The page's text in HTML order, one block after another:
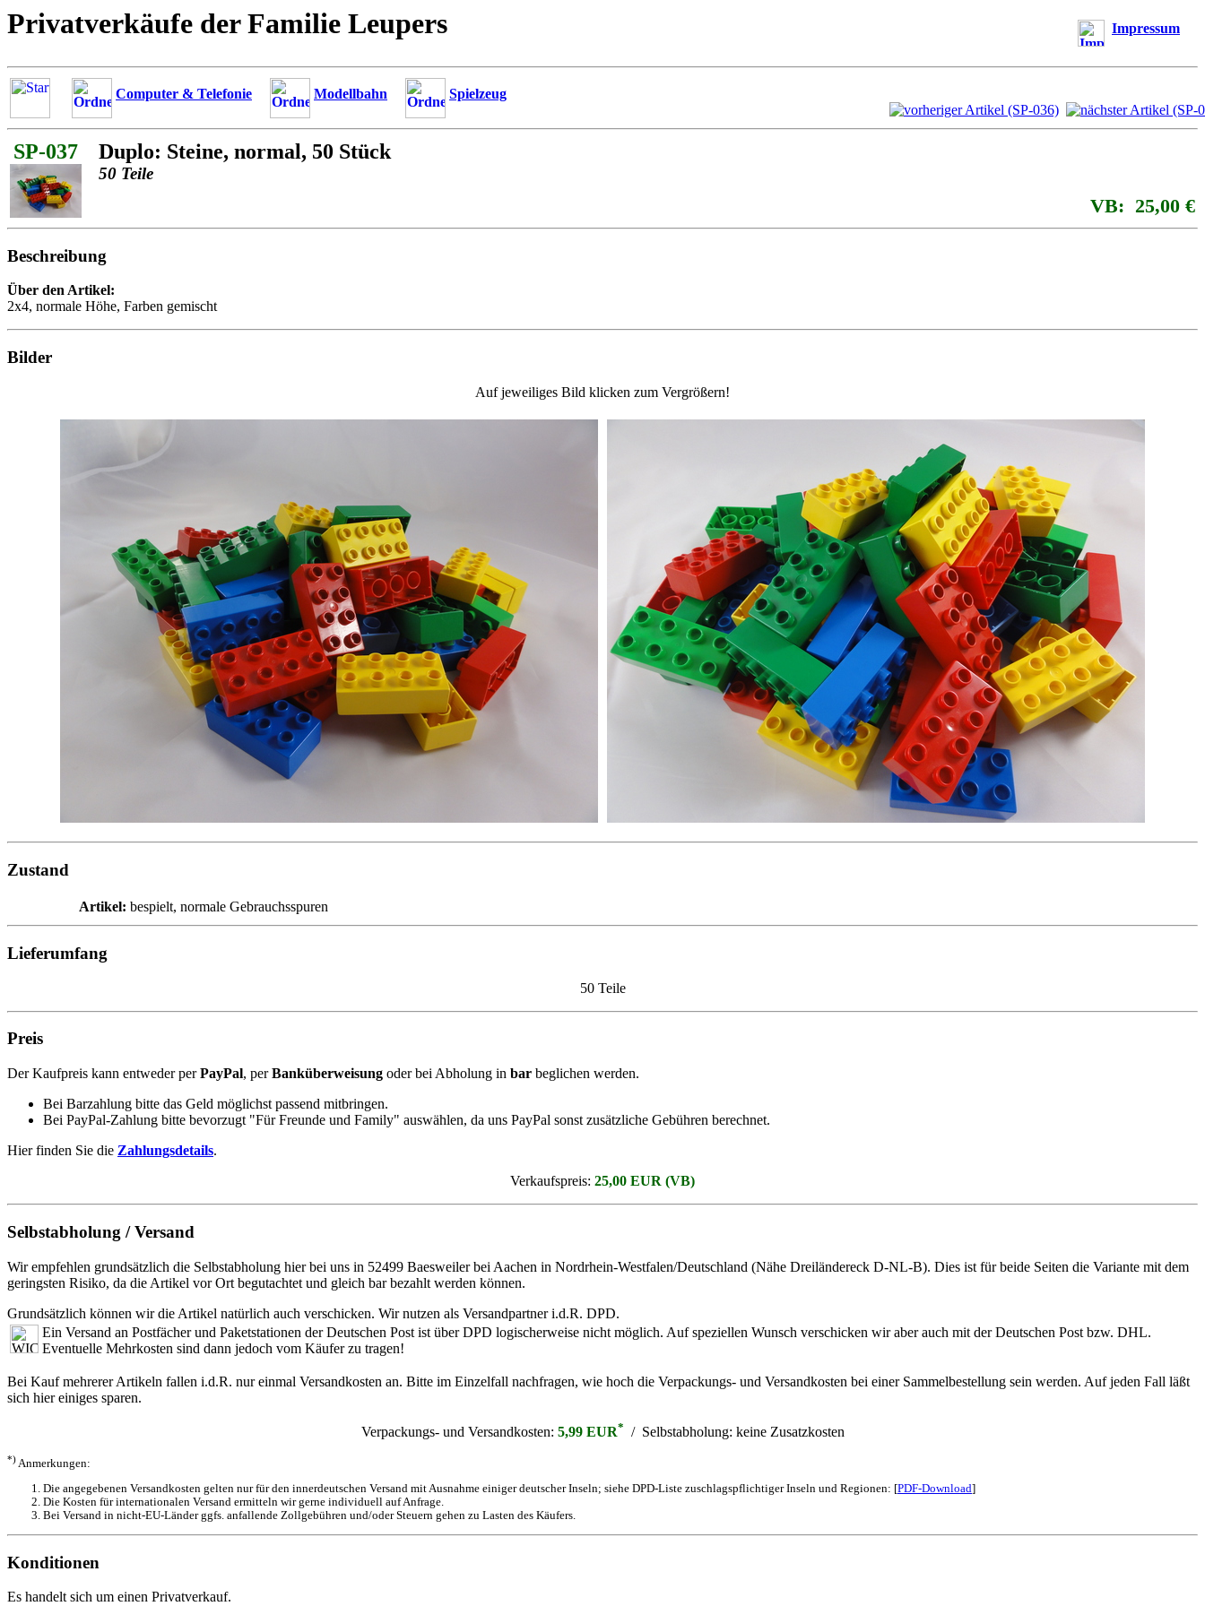
Privatverkäufe der Familie Leupers Impressum
Computer & Telefonie Modellbahn Spielzeug
SP-037 Duplo: Steine, normal, 50 Stück
50 Teile
VB: 25,00 €
Beschreibung
Über den Artikel:
2x4, normale Höhe, Farben gemischt
Bilder
Auf jeweiliges Bild klicken zum Vergrößern!
Zustand
Artikel: bespielt, normale Gebrauchsspuren
Lieferumfang
50 Teile
Preis
Der Kaufpreis kann entweder perPayPal, perBanküberweisung oder bei Abholung in bar beglichen werden.
Bei Barzahlung bitte das Geld möglichst passend mitbringen.
Bei PayPal-Zahlung bitte bevorzugt "Für Freunde und Family" auswählen, da uns PayPal sonst zusätzliche Gebühren berechnet.
Hier finden Sie die Zahlungsdetails.
Verkaufspreis: 25,00 EUR (VB)
Selbstabholung / Versand
Wir empfehlen grundsätzlich die Selbstabholung hier bei uns in 52499 Baesweiler bei Aachen in Nordrhein-Westfalen/Deutschland (Nähe Dreiländereck D-NL-B). Dies ist für beide Seiten die Variante mit dem
geringsten Risiko, da die Artikel vor Ort begutachtet und gleich bar bezahlt werden können.
Grundsätzlich können wir die Artikel natürlich auch verschicken. Wir nutzen als Versandpartner i.d.R. DPD.
Ein Versand an Postfächer und Paketstationen der Deutschen Post ist über DPD logischerweise nicht möglich. Auf speziellen Wunsch verschicken wir aber auch mit der Deutschen Post bzw. DHL.
Eventuelle Mehrkosten sind dann jedoch vom Käufer zu tragen!
Bei Kauf mehrerer Artikeln fallen i.d.R. nur einmal Versandkosten an. Bitte im Einzelfall nachfragen, wie hoch die Verpackungs- und Versandkosten bei einer Sammelbestellung sein werden. Auf jeden Fall läßt
sich hier einiges sparen.
Verpackungs- und Versandkosten: 5,99 EUR* / Selbstabholung: keine Zusatzkosten
*)Anmerkungen:
Die angegebenen Versandkosten gelten nur für den innerdeutschen Versand mit Ausnahme einiger deutscher Inseln; siehe DPD-Liste zuschlagspflichtiger Inseln und Regionen: [PDF-Download]
Die Kosten für internationalen Versand ermitteln wir gerne individuell auf Anfrage.
Bei Versand in nicht-EU-Länder ggfs. anfallende Zollgebühren und/oder Steuern gehen zu Lasten des Käufers.
Konditionen
Es handelt sich um einen Privatverkauf.